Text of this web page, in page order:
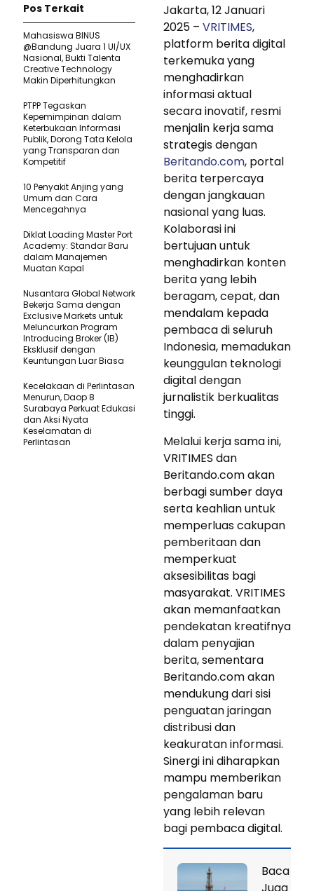
Jakarta, 12 Januari
2025 – VRITIMES,
platform berita digital
terkemuka yang
menghadirkan
informasi aktual
secara inovatif, resmi
menjalin kerja sama
strategis dengan
Beritando.com, portal
berita terpercaya
dengan jangkauan
nasional yang luas.
Kolaborasi ini
bertujuan untuk
menghadirkan konten
berita yang lebih
beragam, cepat, dan
mendalam kepada
pembaca di seluruh
Indonesia, memadukan
keunggulan teknologi
digital dengan
jurnalistik berkualitas
tinggi.
Melalui kerja sama ini,
VRITIMES dan
Beritando.com akan
berbagi sumber daya
serta keahlian untuk
memperluas cakupan
pemberitaan dan
memperkuat
aksesibilitas bagi
masyarakat. VRITIMES
akan memanfaatkan
pendekatan kreatifnya
dalam penyajian
berita, sementara
Beritando.com akan
mendukung dari sisi
penguatan jaringan
distribusi dan
keakuratan informasi.
Sinergi ini diharapkan
mampu memberikan
pengalaman baru
yang lebih relevan
bagi pembaca digital.
Baca
Juga
Pos Terkait
Mahasiswa BINUS
@Bandung Juara 1 UI/UX
Nasional, Bukti Talenta
Creative Technology
Makin Diperhitungkan
PTPP Tegaskan
Kepemimpinan dalam
Keterbukaan Informasi
Publik, Dorong Tata Kelola
yang Transparan dan
Kompetitif
10 Penyakit Anjing yang
Umum dan Cara
Mencegahnya
Diklat Loading Master Port
Academy: Standar Baru
dalam Manajemen
Muatan Kapal
Nusantara Global Network
Bekerja Sama dengan
Exclusive Markets untuk
Meluncurkan Program
Introducing Broker (IB)
Eksklusif dengan
Keuntungan Luar Biasa
Kecelakaan di Perlintasan
Menurun, Daop 8
Surabaya Perkuat Edukasi
dan Aksi Nyata
Keselamatan di
Perlintasan